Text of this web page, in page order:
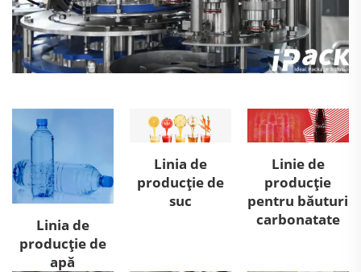
Linia de
producție de
apă
Linia de
producție de
suc
Linie de
producție
pentru băuturi
carbonatate